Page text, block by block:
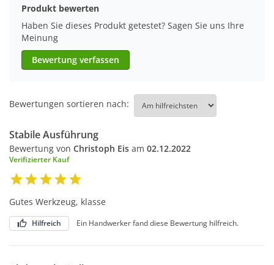
Produkt bewerten
Haben Sie dieses Produkt getestet? Sagen Sie uns Ihre
Meinung
Bewertung verfassen
Bewertungen sortieren nach:
Stabile Ausführung
Bewertung von Christoph Eis am 02.12.2022
Verifizierter Kauf
Gutes Werkzeug, klasse
Hilfreich Ein Handwerker fand diese Bewertung hilfreich.